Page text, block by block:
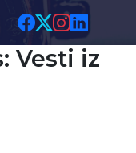
Vesti iz